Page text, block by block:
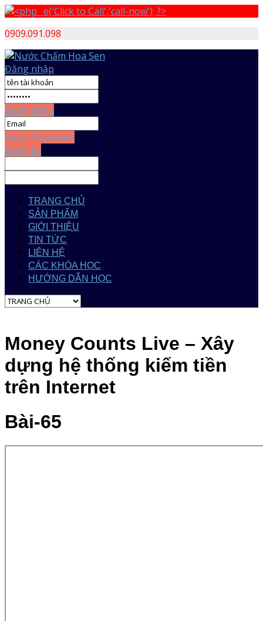
0909.091.098
Đăng nhập
Đăng nhập
Reset Password
Đăng ký
TRANG CHỦ
SẢN PHẨM
GIỚI THIỆU
TIN TỨC
LIÊN HỆ
CÁC KHÓA HỌC
HƯỚNG DẪN HỌC
Money Counts Live – Xây
dựng hệ thống kiếm tiền
trên Internet
Bài-65